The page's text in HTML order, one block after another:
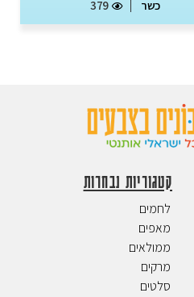
כשר 379
קטגוריות נבחרות
לחמים
מאפים
ממולאים
מרקים
סלטים